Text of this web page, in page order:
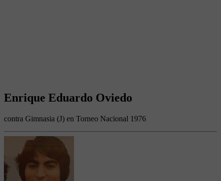
Enrique Eduardo Oviedo
contra Gimnasia (J) en Torneo Nacional 1976